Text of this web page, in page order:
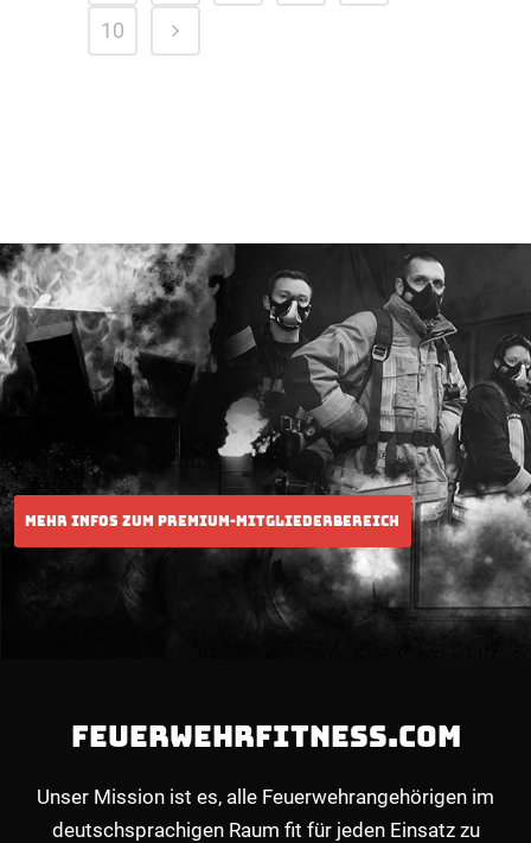
10
FEUERWEHRFITNESS.COM
Unser Mission ist es, alle Feuerwehrangehörigen im
deutschsprachigen Raum fit für jeden Einsatz zu